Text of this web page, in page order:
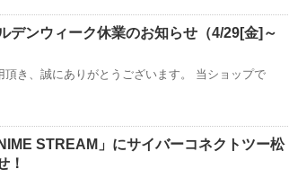
デンウィーク休業のお知らせ（4/29[金]～
頂き、誠にありがとうございます。 当ショップで
STREAM」にサイバーコネクトツー松
！